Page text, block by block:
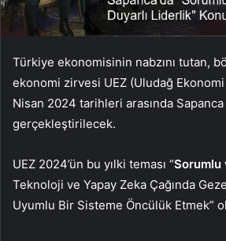
Türkiye ekonomisinin nabzını tutan,
ekonomi zirvesi UEZ (Uludağ
Nisan 2024 tarihleri arasında Sapanca
gerçekleştirilecek.
UEZ 2024’ün bu yılki teması “Sorumlu
Teknoloji ve Yapay Zeka Çağında
Uyumlu Bir Sisteme Öncülük Etmek”